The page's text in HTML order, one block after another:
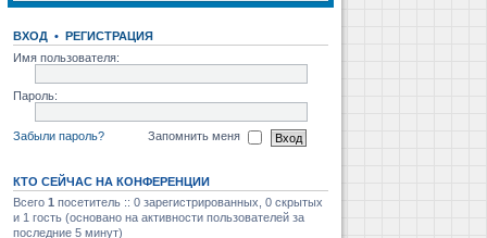
ВХОД • РЕГИСТРАЦИЯ
Имя пользователя:
Пароль:
Забыли пароль? Запомнить меня
КТО СЕЙЧАС НА КОНФЕРЕНЦИИ
Всего 1 посетитель :: 0 зарегистрированных, 0 скрытых
и 1 гость (основано на активности пользователей за
последние 5 минут)